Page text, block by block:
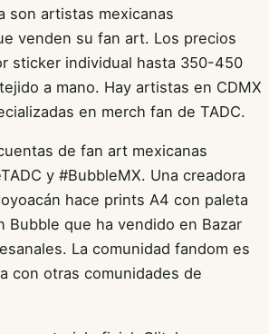
son artistas mexicanas
venden su fan art. Los precios
sticker individual hasta 350-450
a mano. Hay artistas en CDMX
en merch fan de TADC.
de fan art mexicanas
y #BubbleMX. Una creadora
hace prints A4 con paleta
Bubble que ha vendido en Bazar
La comunidad fandom es
con otras comunidades de